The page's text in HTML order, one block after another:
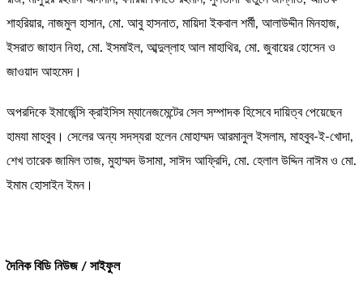
শাহরিয়ার, নাজমুল হাসান, মো. আবু হাসনাত, মায়িদা ইকবাল শর্মী, আলাউদ্দীন মিনহাজ,
ইসরাত জাহান নিহা, মো. ইসমাইল, আব্দুল্লাহ আল মাহাথির, মো. জুবায়ের হোসেন ও
জাওয়াদ আহমেদ।
অপরদিকে ইমার্জেন্সি ক্রাইসিস ম্যানেজমেন্টের সেল সম্পাদক হিসেবে দায়িত্ব পেয়েছেন
হামযা মাহবুব। সেলের অন্য সদস্যরা হলেন মোহাম্মদ আরমানুল ইসলাম, মাহবুব-ই-খোদা,
শেখ তারেক জামিল তাজ, মুহাম্মদ উসামা, সাঈদ আফ্রিদি, মো. হেলাল উদ্দিন নাঈম ও মো.
ইমাম হোসাইন ইমন।
দৈনিক বিডি নিউজ / সাইফুল